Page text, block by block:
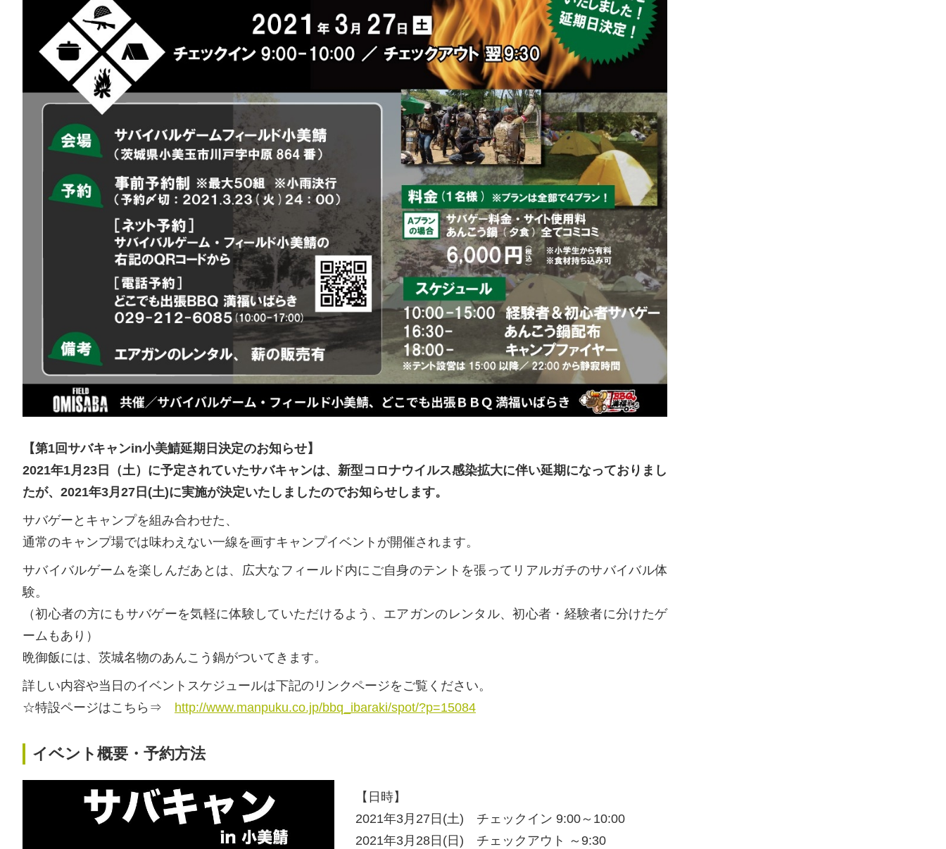
【第1回サバキャンin小美鯖延期日決定のお知らせ】
2021年1月23日（土）に予定されていたサバキャンは、新型コロナウイルス感染拡大に伴い延期になっておりまし
たが、2021年3月27日(土)に実施が決定いたしましたのでお知らせします。
サバゲーとキャンプを組み合わせた、
通常のキャンプ場では味わえない一線を画すキャンプイベントが開催されます。
サバイバルゲームを楽しんだあとは、広大なフィールド内にご自身のテントを張ってリアルガチのサバイバル体
験。
（初心者の方にもサバゲーを気軽に体験していただけるよう、エアガンのレンタル、初心者・経験者に分けたゲ
ームもあり）
晩御飯には、茨城名物のあんこう鍋がついてきます。
詳しい内容や当日のイベントスケジュールは下記のリンクページをご覧ください。
☆特設ページはこちら⇒ http://www.manpuku.co.jp/bbq_ibaraki/spot/?p=15084
イベント概要・予約方法
【日時】
2021年3月27日(土) チェックイン 9:00～10:00
2021年3月28日(日) チェックアウト ～9:30